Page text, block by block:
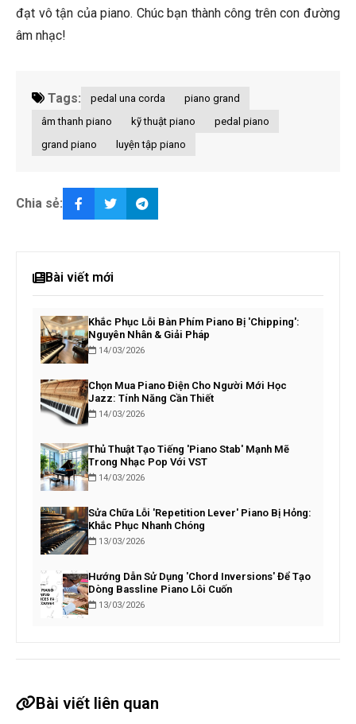
đạt vô tận của piano. Chúc bạn thành công trên con đường
âm nhạc!
Tags: pedal una corda
piano grand
âm thanh piano
kỹ thuật piano
pedal piano
grand piano
luyện tập piano
Chia sẻ:
Bài viết mới
Khắc Phục Lỗi Bàn Phím Piano Bị 'Chipping':
Nguyên Nhân & Giải Pháp
14/03/2026
Chọn Mua Piano Điện Cho Người Mới Học
Jazz: Tính Năng Cần Thiết
14/03/2026
Thủ Thuật Tạo Tiếng 'Piano Stab' Mạnh Mẽ
Trong Nhạc Pop Với VST
14/03/2026
Sửa Chữa Lỗi 'Repetition Lever' Piano Bị Hỏng:
Khắc Phục Nhanh Chóng
13/03/2026
Hướng Dẫn Sử Dụng 'Chord Inversions' Để Tạo
Dòng Bassline Piano Lôi Cuốn
13/03/2026
Bài viết liên quan